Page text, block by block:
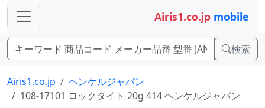
Airis1.co.jp mobile
検索
Airis1.co.jp
ヘンケルジャパン
108-17101 ロックタイト 20g 414 ヘンケルジャパン